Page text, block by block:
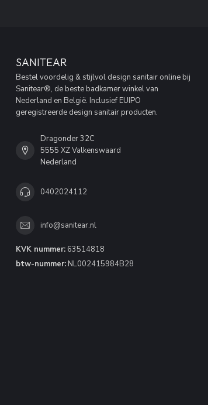
SANITEAR
Bestel voordelig & stijlvol design sanitair online bij
Sanitear®, de beste badkamer winkel van
Nederland en België. Inclusief EUIPO
geregistreerde design sanitair producten.
Dragonder 32C
5555 XZ Valkenswaard
Nederland
0402024112
info@sanitear.nl
KVK nummer: 63514818
btw-nummer: NL002415984B28